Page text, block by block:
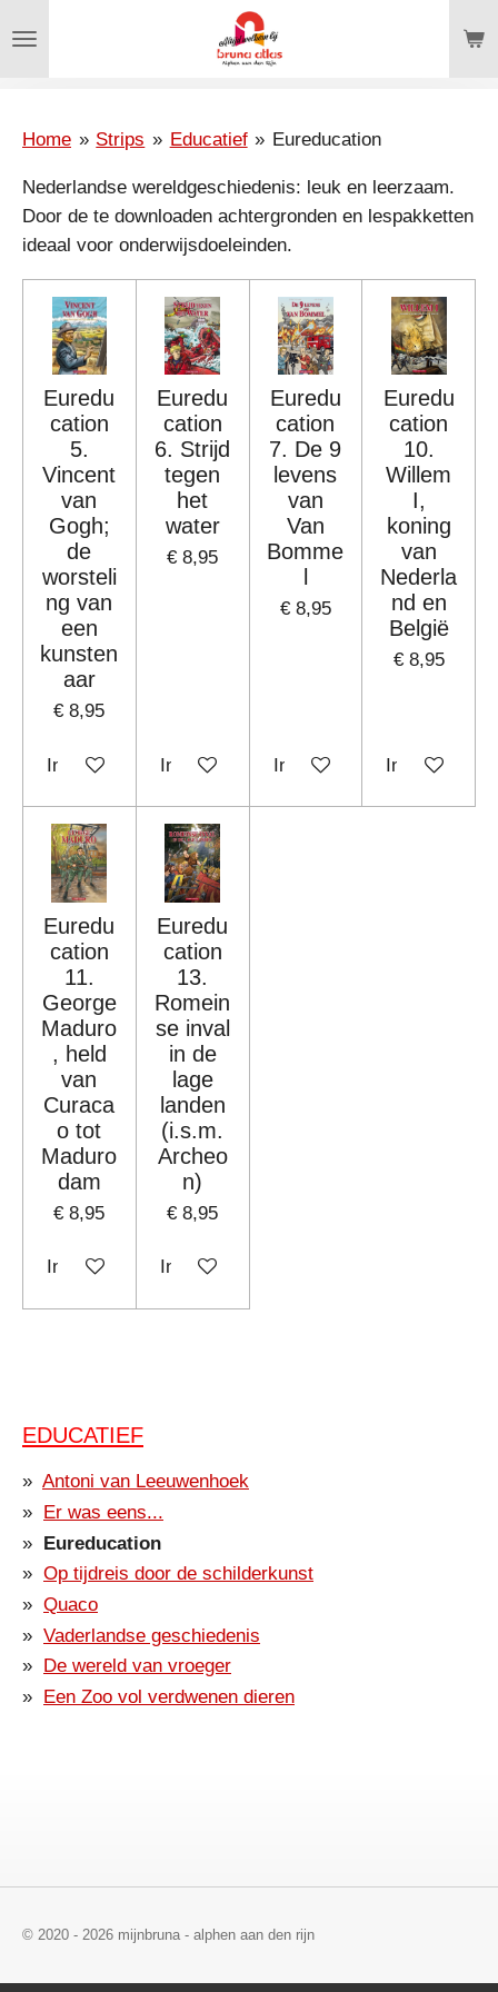
direct
hoofdinhoud
Home » Strips » Educatief » Eureducation
Nederlandse wereldgeschiedenis: leuk en leerzaam.
Door de te downloaden achtergronden en lespakketten
ideaal voor onderwijsdoeleinden.
Euredu
cation
5.
Vincent
van
Gogh;
de
worsteli
ng van
een
kunsten
aar
€ 8,95
In winkelwagen
Euredu
cation
6. Strijd
tegen
het
water
€ 8,95
In winkelwagen
Euredu
cation
7. De 9
levens
van
Van
Bomme
€ 8,95
In winkelwagen
Euredu
cation
10.
Willem
I,
koning
van
Nederla
nd en
België
€ 8,95
In
Euredu
cation
11.
George
Maduro
, held
van
Curaca
o tot
Maduro
dam
€ 8,95
In winkelwagen
Euredu
cation
13.
Romein
se inval
in de
lage
landen
(i.s.m.
Archeo
n)
€ 8,95
In winkelwagen
EDUCATIEF
Antoni van Leeuwenhoek
Er was eens...
Eureducation
Op tijdreis door de schilderkunst
Quaco
Vaderlandse geschiedenis
De wereld van vroeger
Een Zoo vol verdwenen dieren
© 2020 - 2026 mijnbruna - alphen aan den rijn